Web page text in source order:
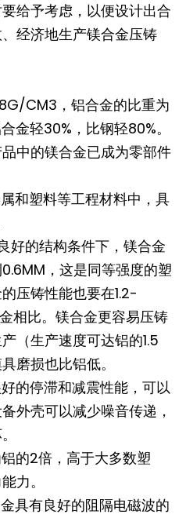
给予考虑，以便设计出合
经济地生产镁合金压铸
CM3，铝合金的比重为
金轻30%，比钢轻80%。
中的镁合金已成为零部件
塑料等工程材料中，具
的结构条件下，镁合金
，这是同等强度的塑
压铸性能也要在1.2-
相比。镁合金更容易压铸
（生产速度可达铝的1.5
磨损也比铝低。
停滞和减震性能，可以
外壳可以减少噪音传递，
2倍，高于大多数塑
力。
有良好的阻隔电磁波的